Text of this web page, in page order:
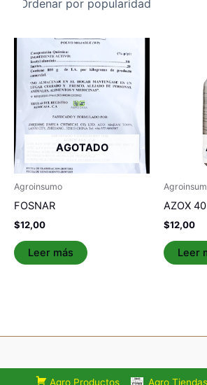
AGOTADO
Agroinsumo
FOSNAR
$12,00
Leer más
AZOX
$12,00
Leer
Agro Productos Agro Tiendas